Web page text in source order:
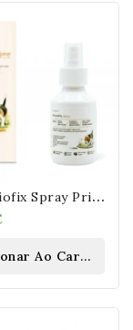
P
Rocesiofix Spray Primeros Auxilios Contra Procesionaria En Perros
Ao Carrinho